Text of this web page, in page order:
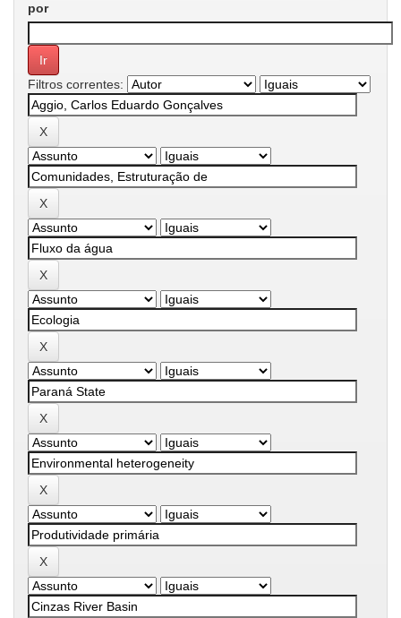
por
Filtros correntes: